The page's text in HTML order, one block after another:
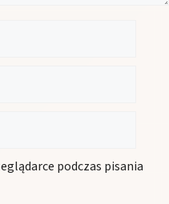
podczas pisania